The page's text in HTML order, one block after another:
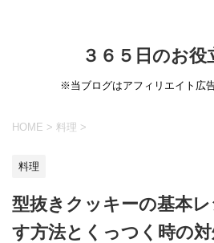
３６５日のお役
※当ブログはアフィリエイト広
HOME > 料理 >
料理
型抜きクッキーの基本
す方法とくっつく時の